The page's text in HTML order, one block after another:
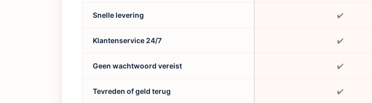
Snelle levering ✔️
Klantenservice 24/7 ✔️
Geen wachtwoord vereist ✔️
Tevreden of geld terug ✔️